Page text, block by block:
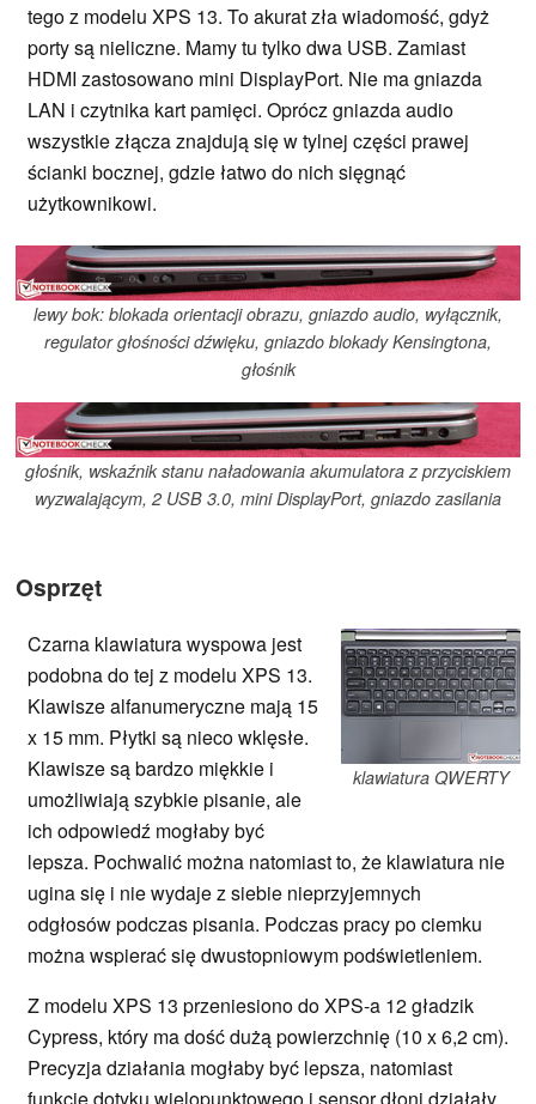
tego z modelu XPS 13. To akurat zła wiadomość, gdyż
porty są nieliczne. Mamy tu tylko dwa USB. Zamiast
HDMI zastosowano mini DisplayPort. Nie ma gniazda
LAN i czytnika kart pamięci. Oprócz gniazda audio
wszystkie złącza znajdują się w tylnej części prawej
ścianki bocznej, gdzie łatwo do nich sięgnąć
użytkownikowi.
lewy bok: blokada orientacji obrazu, gniazdo audio, wyłącznik,
regulator głośności dźwięku, gniazdo blokady Kensingtona,
głośnik
głośnik, wskaźnik stanu naładowania akumulatora z przyciskiem
wyzwalającym, 2 USB 3.0, mini DisplayPort, gniazdo zasilania
Osprzęt
klawiatura QWERTY
Czarna klawiatura wyspowa jest
podobna do tej z modelu XPS 13.
Klawisze alfanumeryczne mają 15
x 15 mm. Płytki są nieco wklęsłe.
Klawisze są bardzo miękkie i
umożliwiają szybkie pisanie, ale
ich odpowiedź mogłaby być
lepsza. Pochwalić można natomiast to, że klawiatura nie
ugina się i nie wydaje z siebie nieprzyjemnych
odgłosów podczas pisania. Podczas pracy po ciemku
można wspierać się dwustopniowym podświetleniem.
Z modelu XPS 13 przeniesiono do XPS-a 12 gładzik
Cypress, który ma dość dużą powierzchnię (10 x 6,2 cm).
Precyzja działania mogłaby być lepsza, natomiast